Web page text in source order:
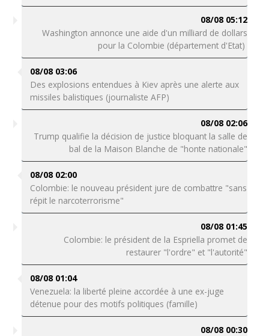
08/08 05:12
Washington annonce une aide d'un milliard de dollars
pour la Colombie (département d'Etat)
08/08 03:06
Des explosions entendues à Kiev après une alerte aux
missiles balistiques (journaliste AFP)
08/08 02:06
Trump qualifie la décision de justice bloquant la salle de
bal de la Maison Blanche de "honte nationale"
08/08 02:00
Colombie: le nouveau président jure de combattre "sans
répit le narcoterrorisme"
08/08 01:45
Colombie: le président de la Espriella promet de
restaurer "l'ordre" et "l'autorité"
08/08 01:04
Venezuela: la liberté pleine accordée à une ex-juge
détenue pour des motifs politiques (famille)
08/08 00:30